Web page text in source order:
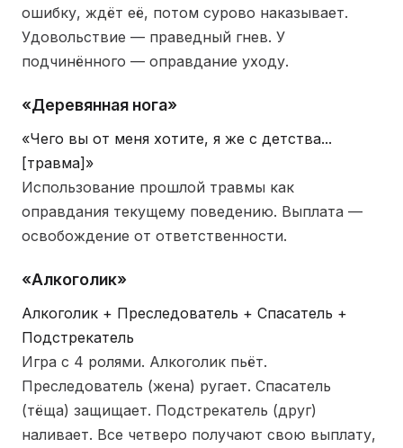
ошибку, ждёт её, потом сурово наказывает.
Удовольствие — праведный гнев. У
подчинённого — оправдание уходу.
«Деревянная нога»
«Чего вы от меня хотите, я же с детства...
[травма]»
Использование прошлой травмы как
оправдания текущему поведению. Выплата —
освобождение от ответственности.
«Алкоголик»
Алкоголик + Преследователь + Спасатель +
Подстрекатель
Игра с 4 ролями. Алкоголик пьёт.
Преследователь (жена) ругает. Спасатель
(тёща) защищает. Подстрекатель (друг)
наливает. Все четверо получают свою выплату,